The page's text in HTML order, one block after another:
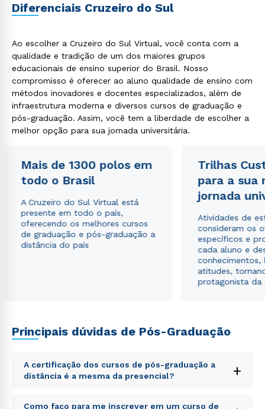
Diferenciais Cruzeiro do Sul
Ao escolher a Cruzeiro do Sul Virtual, você conta com a
qualidade e tradição de um dos maiores grupos
educacionais de ensino superior do Brasil. Nosso
compromisso é oferecer ao aluno qualidade de ensino com
métodos inovadores e docentes especializados, além de
infraestrutura moderna e diversos cursos de graduação e
pós-graduação. Assim, você tem a liberdade de escolher a
melhor opção para sua jornada universitária.
Mais de 1300 polos em
todo o Brasil
A Cruzeiro do Sul Virtual está
presente em todo o país,
oferecendo os melhores cursos
de graduação e pós-graduação a
distância do país
Trilhas
para a sua
jornada
Atividades de
consideram os
específicos e
cada aluno e
conhecimentos,
atitudes,
protagonista da
Principais dúvidas de Pós-Graduação
A certificação dos cursos de pós-graduação a
distância é a mesma da presencial?
+
Sed ut perspiciatis unde omnis iste natus error sit
Como faço para me inscrever em um curso de
Rápido e fácil
WhatsApp
ou